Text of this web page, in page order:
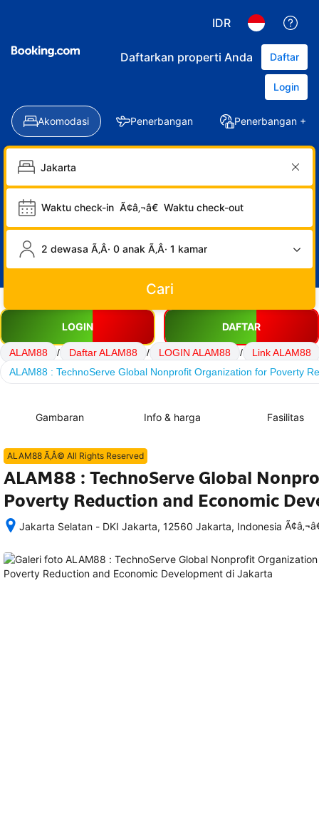
IDR
Daftarkan properti Anda Daftar
Login
Akomodasi Penerbangan Penerbangan +
Waktu check-in Ã¢â‚¬â€ Waktu check-out
2 dewasa Ã‚Â· 0 anak Ã‚Â· 1 kamar
Cari
LOGIN DAFTAR
ALAM88 / Daftar ALAM88 / LOGIN ALAM88 /
Link ALAM88
ALAM88 : TechnoServe Global Nonprofit Organization for Poverty
Gambaran Info & harga Fasilitas
ALAM88 Ã‚Â© All Rights Reserved
ALAM88 : TechnoServe Global
Poverty Reduction and Economic
Jakarta Selatan - DKI Jakarta, 12560 Jakarta, Indonesia
memesan,
semua
rincian